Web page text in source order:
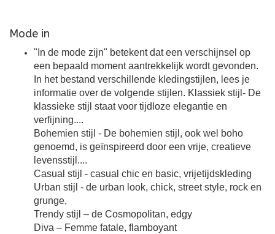
Mode in
"In de mode zijn" betekent dat een verschijnsel op
een bepaald moment aantrekkelijk wordt gevonden.
In het bestand verschillende kledingstijlen, lees je
informatie over de volgende stijlen. Klassiek stijl- De
klassieke stijl staat voor tijdloze elegantie en
verfijning....
Bohemien stijl - De bohemien stijl, ook wel boho
genoemd, is geïnspireerd door een vrije, creatieve
levensstijl....
Casual stijl - casual chic en basic, vrijetijdskleding
Urban stijl - de urban look, chick, street style, rock en
grunge,
Trendy stijl – de Cosmopolitan, edgy
Diva – Femme fatale, flamboyant